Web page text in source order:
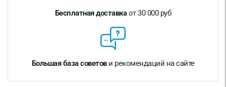
Бесплатная доставкаот 30 000 руб
Большая база советови рекомендаций на сайте